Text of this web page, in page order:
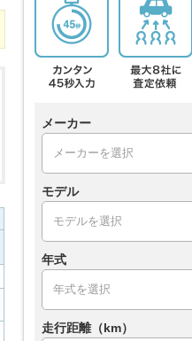
メーカー
モデル
年式
走行距離（km）